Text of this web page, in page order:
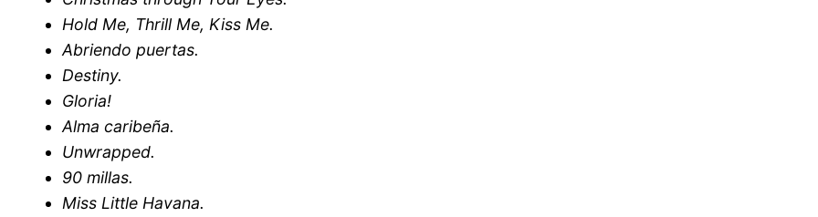
Hold Me, Thrill Me, Kiss Me.
Abriendo puertas.
Destiny.
Gloria!
Alma caribeña.
Unwrapped.
90 millas.
Miss Little Havana.